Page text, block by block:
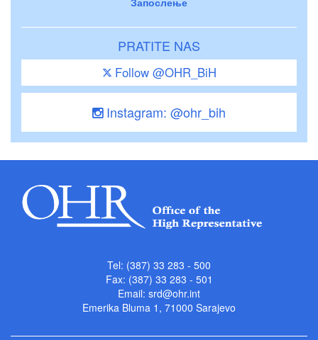
PRATITE NAS
Follow @OHR_BiH
Instagram: @ohr_bih
Tel: (387) 33 283 - 500
Fax: (387) 33 283 - 501
Email: srd@ohr.int
Emerika Bluma 1, 71000 Sarajevo